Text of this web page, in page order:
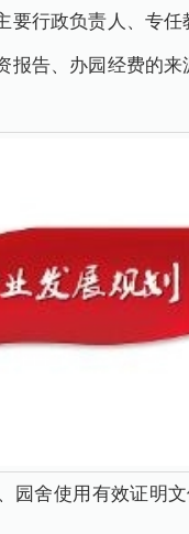
行政负责人、专
告、办园经费的来
园舍使用有效证明